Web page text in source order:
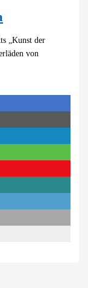
„Kunst der
von